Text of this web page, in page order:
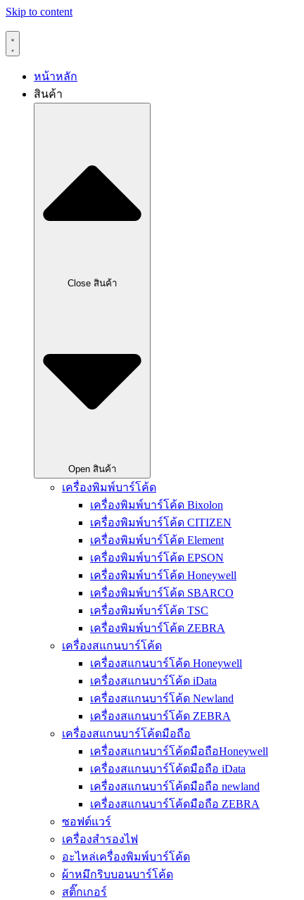
Skip to content
หน้าหลัก
สินค้า
Close สินค้า
Open สินค้า
เครื่องพิมพ์บาร์โค้ด
เครื่องพิมพ์บาร์โค้ด Bixolon
เครื่องพิมพ์บาร์โค้ด CITIZEN
เครื่องพิมพ์บาร์โค้ด Element
เครื่องพิมพ์บาร์โค้ด EPSON
เครื่องพิมพ์บาร์โค้ด Honeywell
เครื่องพิมพ์บาร์โค้ด SBARCO
เครื่องพิมพ์บาร์โค้ด TSC
เครื่องพิมพ์บาร์โค้ด ZEBRA
เครื่องสแกนบาร์โค้ด
เครื่องสแกนบาร์โค้ด Honeywell
เครื่องสแกนบาร์โค้ด iData
เครื่องสแกนบาร์โค้ด Newland
เครื่องสแกนบาร์โค้ด ZEBRA
เครื่องสแกนบาร์โค้ดมือถือ
เครื่องสแกนบาร์โค้ดมือถือHoneywell
เครื่องสแกนบาร์โค้ดมือถือ iData
เครื่องสแกนบาร์โค้ดมือถือ newland
เครื่องสแกนบาร์โค้ดมือถือ ZEBRA
ซอฟต์แวร์
เครื่องสำรองไฟ
อะไหล่เครื่องพิมพ์บาร์โค้ด
ผ้าหมึกริบบอนบาร์โค้ด
สติ๊กเกอร์